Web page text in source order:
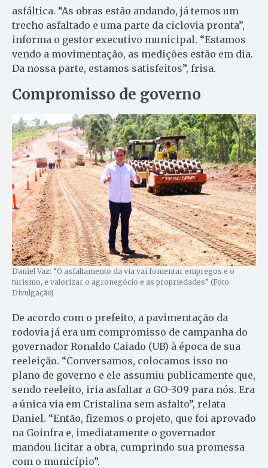
asfáltica. “As obras estão andando, já temos um
trecho asfaltado e uma parte da ciclovia pronta”,
informa o gestor executivo municipal. “Estamos
vendo a movimentação, as medições estão em dia.
Da nossa parte, estamos satisfeitos”, frisa.
Compromisso de governo
Daniel Vaz: “O asfaltamento da via vai fomentar empregos e o
turismo, e valorizar o agronegócio e as propriedades” (Foto:
Divulgação)
De acordo com o prefeito, a pavimentação da
rodovia já era um compromisso de campanha do
governador Ronaldo Caiado (UB) à época de sua
reeleição. “Conversamos, colocamos isso no
plano de governo e ele assumiu publicamente que,
sendo reeleito, iria asfaltar a GO-309 para nós. Era
a única via em Cristalina sem asfalto”, relata
Daniel. “Então, fizemos o projeto, que foi aprovado
na Goinfra e, imediatamente o governador
mandou licitar a obra, cumprindo sua promessa
com o município”.